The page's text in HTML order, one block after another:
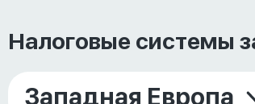
Налоговые системы
Западная Европа